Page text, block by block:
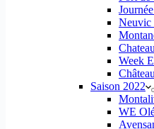
Neuvic
Week
Saison 2022
WE